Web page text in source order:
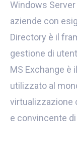
Windows
aziende con
Directory è il
gestione di
MS Exchange è
utilizzato al
virtualizzazione
e convincente